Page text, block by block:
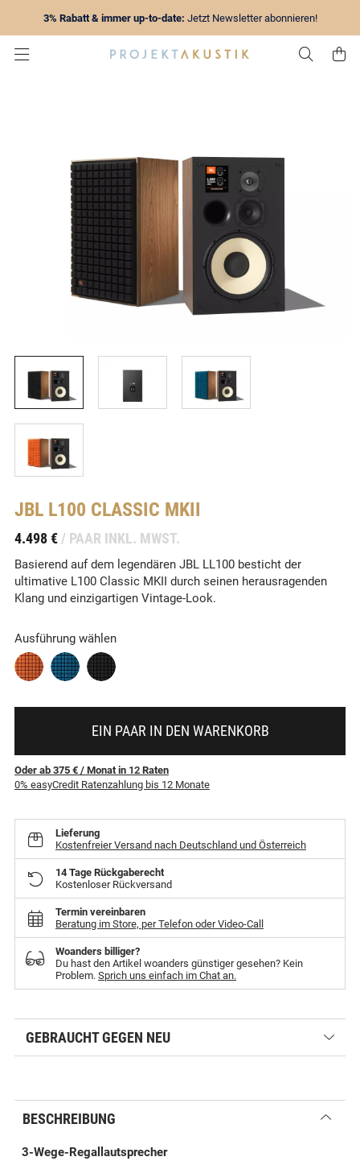
3% Rabatt & immer up-to-date: Jetzt Newsletter abonnieren!
Zur
JBL L100 CLASSIC MKII
4.498 € / PAAR INKL. MWST.
Basierend auf dem legendären JBL LL100 besticht der
ultimative L100 Classic MKII durch seinen herausragenden
Klang und einzigartigen Vintage-Look.
Ausführung wählen
EIN PAAR IN DEN WARENKORB
Oder ab 375 € / Monatin 12 Raten
0% easyCredit Ratenzahlung bis 12 Monate
Lieferung
Kostenfreier Versand nach Deutschland und Österreich
14 Tage Rückgaberecht
Kostenloser Rückversand
Termin vereinbaren
Beratung im Store, per Telefon oder Video-Call
Woanders billiger?
Du hast den Artikel woanders günstiger gesehen? Kein
Problem. Sprich uns einfach im Chat an.
GEBRAUCHT GEGEN NEU
BESCHREIBUNG
3-Wege-Regallautsprecher